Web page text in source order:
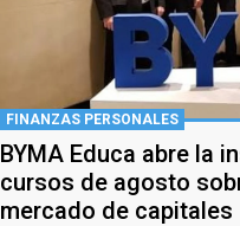
FINANZAS PERSONALES
BYMA Educa abre la
cursos de agosto
mercado de capitales